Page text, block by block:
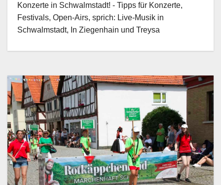
Konzerte in Schwalmstadt! - Tipps für Konzerte,
Festivals, Open-Airs, sprich: Live-Musik in
Schwalmstadt, In Ziegenhain und Treysa